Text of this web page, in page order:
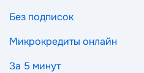
Без подписок
Микрокредиты онлайн
За 5 минут